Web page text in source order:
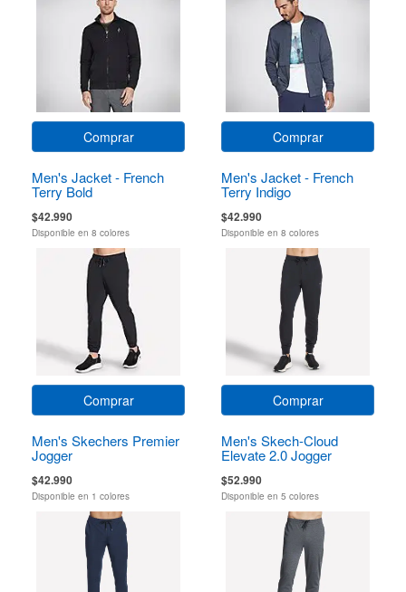
Comprar
Men's Jacket - French
Terry Bold
$42.990
Disponible en 8 colores
Comprar
Men's Jacket - French
Terry Indigo
$42.990
Disponible en 8 colores
Comprar
Men's Skechers Premier
Jogger
$42.990
Disponible en 1 colores
Comprar
Men's Skech-Cloud
Elevate 2.0 Jogger
$52.990
Disponible en 5 colores